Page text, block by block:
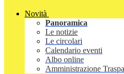
Novità
Panoramica
Le notizie
Le circolari
Calendario eventi
Albo online
Amministrazione